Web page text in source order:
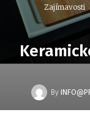
Zajímavosti
By